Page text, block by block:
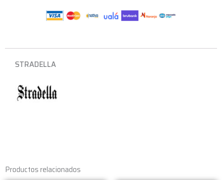
STRADELLA
Productos relacionados